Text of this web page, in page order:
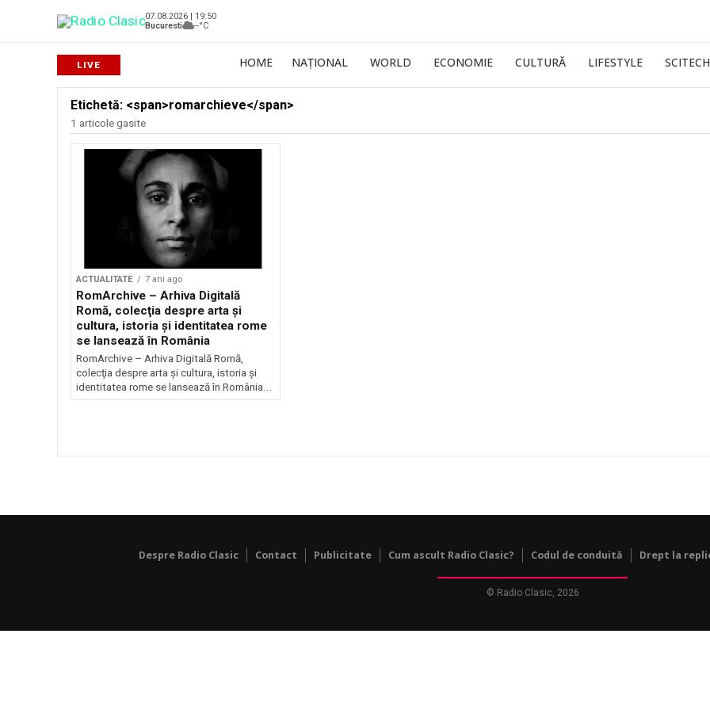
07.08.2026 | 19:50
Bucuresti
--°C
HOME NAȚIONAL WORLD ECONOMIE CULTURĂ LIFESTYLE SCITECH
Etichetă: <span>romarchieve</span>
1 articole gasite
ACTUALITATE 7 ani ago
RomArchive – Arhiva Digitală
Romă, colecţia despre arta şi
cultura, istoria şi identitatea rome
se lansează în România
RomArchive – Arhiva Digitală Romă,
colecţia despre arta şi cultura, istoria şi
identitatea rome se lansează în România...
Despre Radio Clasic Contact Publicitate Cum ascult Radio Clasic? Codul de conduită Drept la
© Radio Clasic, 2026